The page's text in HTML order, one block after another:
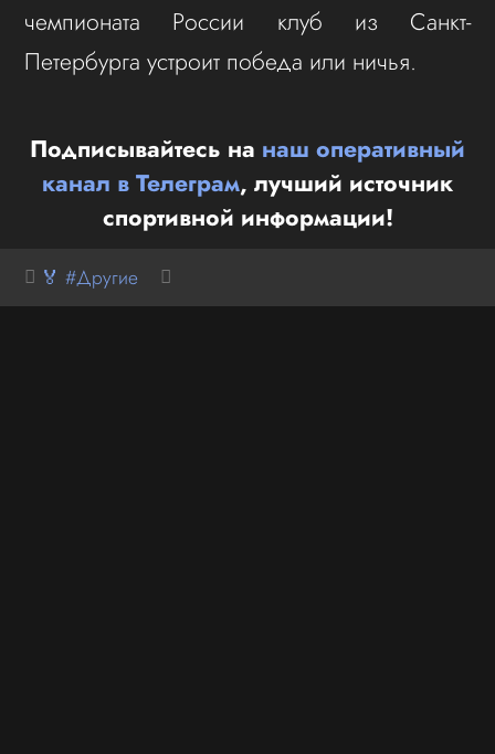
чемпионата России клуб из Санкт-
Петербурга устроит победа или ничья.
Подписывайтесь на наш оперативный
канал в Телеграм, лучший источник
спортивной информации!
🏅 #Другие